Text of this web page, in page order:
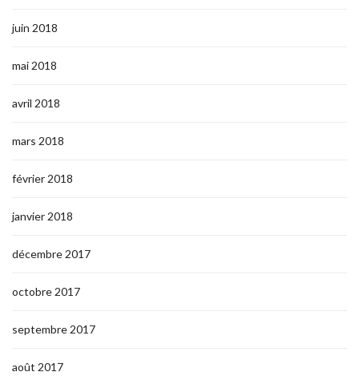
juin 2018
mai 2018
avril 2018
mars 2018
février 2018
janvier 2018
décembre 2017
octobre 2017
septembre 2017
août 2017